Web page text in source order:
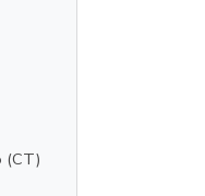
(CT)